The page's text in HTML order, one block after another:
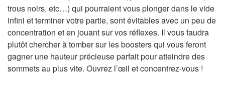
trous noirs, etc…) qui pourraient vous plonger dans le vide
infini et terminer votre partie, sont évitables avec un peu de
concentration et en jouant sur vos réflexes. Il vous faudra
plutôt chercher à tomber sur les boosters qui vous feront
gagner une hauteur précieuse parfait pour atteindre des
sommets au plus vite. Ouvrez l’œil et concentrez-vous !